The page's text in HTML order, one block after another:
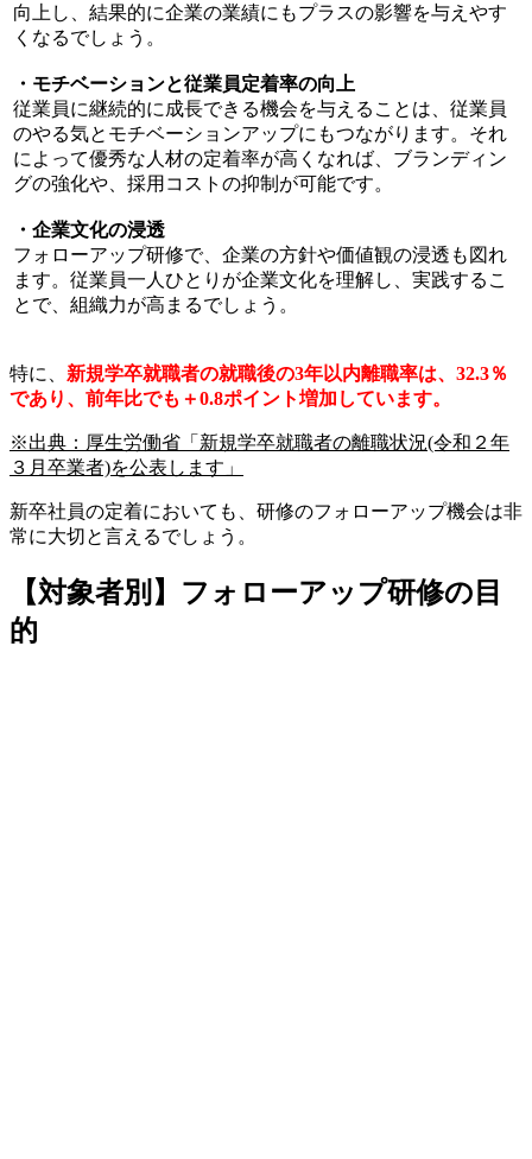
向上し、結果的に企業の業績にもプラスの影響を与えやす
くなるでしょう。
・モチベーションと従業員定着率の向上
従業員に継続的に成長できる機会を与えることは、従業員
のやる気とモチベーションアップにもつながります。それ
によって優秀な人材の定着率が高くなれば、ブランディン
グの強化や、採用コストの抑制が可能です。
・企業文化の浸透
フォローアップ研修で、企業の方針や価値観の浸透も図れ
ます。従業員一人ひとりが企業文化を理解し、実践するこ
とで、組織力が高まるでしょう。
特に、 新規学卒就職者の就職後の3年以内離職率は、32.3％
であり、前年比でも＋0.8ポイント増加しています。
※出典：厚生労働省「新規学卒就職者の離職状況(令和２年
３月卒業者)を公表します」
新卒社員の定着においても、研修のフォローアップ機会は非
常に大切と言えるでしょう。
【対象者別】フォローアップ研修の目
的